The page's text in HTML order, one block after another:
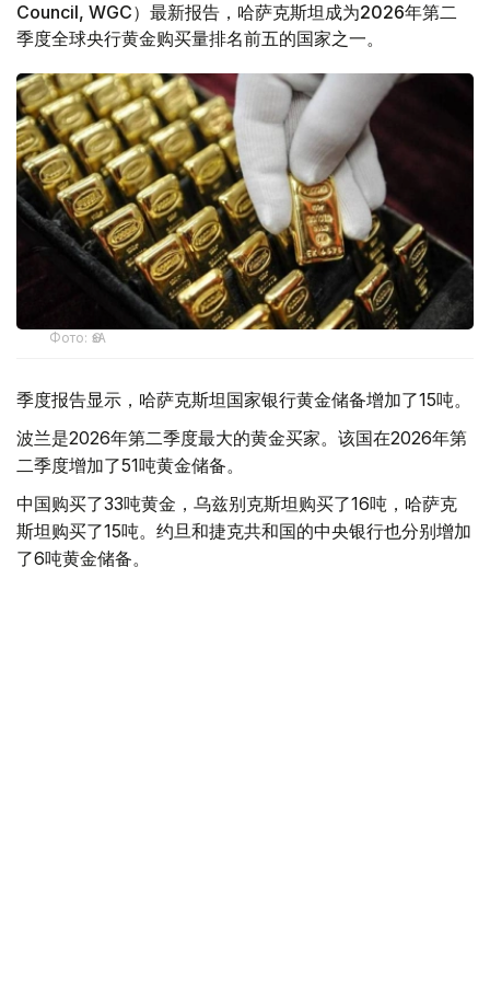
Council, WGC）最新报告，哈萨克斯坦成为2026年第二
季度全球央行黄金购买量排名前五的国家之一。
Фото: ӨзА
季度报告显示，哈萨克斯坦国家银行黄金储备增加了15吨。
波兰是2026年第二季度最大的黄金买家。该国在2026年第
二季度增加了51吨黄金储备。
中国购买了33吨黄金，乌兹别克斯坦购买了16吨，哈萨克
斯坦购买了15吨。约旦和捷克共和国的中央银行也分别增加
了6吨黄金储备。